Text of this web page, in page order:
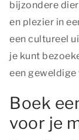
bijzondere
en plezier in
een cultureel
je kunt
een geweldige
Boek
voor je